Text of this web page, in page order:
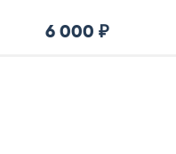
6 000 ₽